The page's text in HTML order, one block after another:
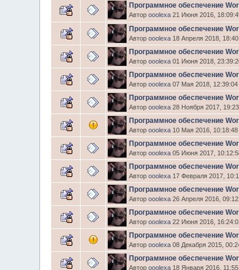
Программное обеспечение
Авторooolexa 21 Июня 2016,
Программное обеспечение
Авторooolexa 18 Апреля 2018,
Программное обеспечение
Авторooolexa 01 Июня 2018,
Программное обеспечение
Авторooolexa 07 Мая 2018, 12:39:04
Программное обеспечение
Авторooolexa 28 Ноября 2017,
Программное обеспечение
Авторooolexa 10 Мая 2016, 10:18:48
Программное обеспечение
Авторooolexa 05 Июня 2017,
Программное обеспечение
Авторooolexa 17 Февраля 2017,
Программное обеспечение
Авторooolexa 26 Апреля 2016,
Программное обеспечение
Авторooolexa 22 Июня 2016,
Программное обеспечение
Авторooolexa 08 Декабря 2015,
Программное обеспечение
Авторooolexa 18 Января 2016,